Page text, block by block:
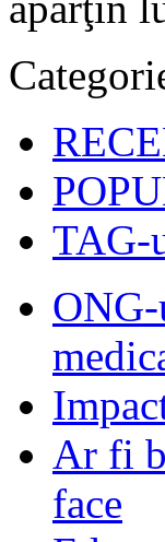
TAG-
Ar fi
face